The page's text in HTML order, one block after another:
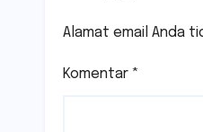
Alamat email Anda
Komentar *